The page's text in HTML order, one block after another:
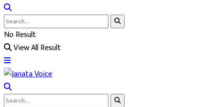
No Result
View All Result